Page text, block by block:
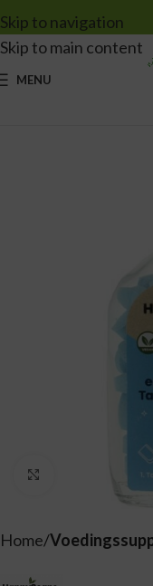
Skip to navigation
Skip to main content
MENU
Home